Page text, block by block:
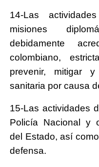
14-Las
misiones
debidamente
colombiano,
prevenir, mitigar
sanitaria por causa
15-Las actividades
Policía Nacional y
del Estado, así
defensa.